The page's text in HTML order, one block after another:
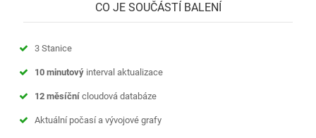
CO JE SOUČÁSTÍ BALENÍ
3 Stanice
10 minutový interval aktualizace
12 měsíční cloudová databáze
Aktuální počasí a vývojové grafy